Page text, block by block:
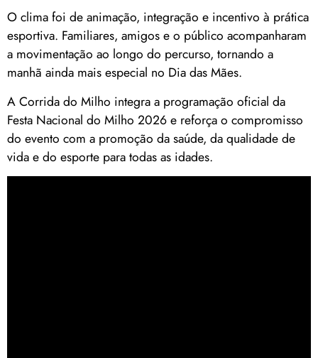
O clima foi de animação, integração e incentivo à prática
esportiva. Familiares, amigos e o público acompanharam
a movimentação ao longo do percurso, tornando a
manhã ainda mais especial no Dia das Mães.
A Corrida do Milho integra a programação oficial da
Festa Nacional do Milho 2026 e reforça o compromisso
do evento com a promoção da saúde, da qualidade de
vida e do esporte para todas as idades.